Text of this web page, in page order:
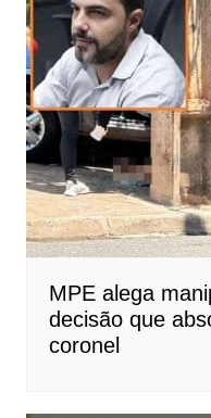
MPE alega
decisão que
coronel